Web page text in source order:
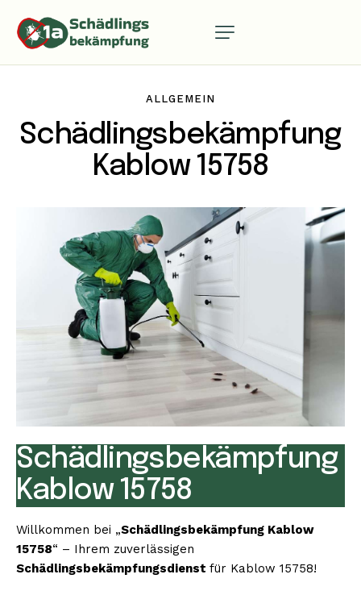
ALLGEMEIN
Schädlingsbekämpfung
Kablow 15758
Schädlingsbekämpfung
Kablow 15758
Willkommen bei „Schädlingsbekämpfung Kablow
15758“ – Ihrem zuverlässigen
Schädlingsbekämpfungsdienst für Kablow 15758!